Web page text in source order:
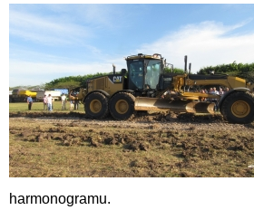
harmonogramu.